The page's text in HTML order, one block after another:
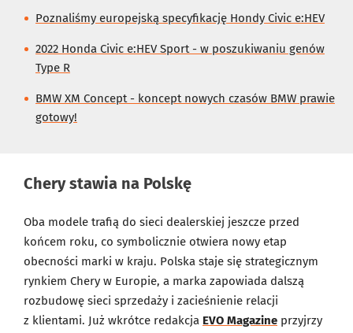
Poznaliśmy europejską specyfikację Hondy Civic e:HEV
2022 Honda Civic e:HEV Sport - w poszukiwaniu genów
Type R
BMW XM Concept - koncept nowych czasów BMW prawie
gotowy!
Chery stawia na Polskę
Oba modele trafią do sieci dealerskiej jeszcze przed
końcem roku, co symbolicznie otwiera nowy etap
obecności marki w kraju. Polska staje się strategicznym
rynkiem Chery w Europie, a marka zapowiada dalszą
rozbudowę sieci sprzedaży i zacieśnienie relacji
z klientami. Już wkrótce redakcja EVO Magazine przyjrzy